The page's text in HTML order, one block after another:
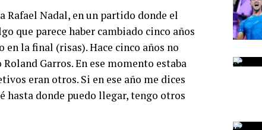
Rafael Nadal, en un partido donde el
que parece haber cambiado cinco años
en la final (risas). Hace cinco años no
Garros. En ese momento estaba
eran otros. Si en ese año me dices
hasta donde puedo llegar, tengo otros